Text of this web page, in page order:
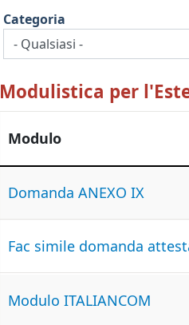
Categoria
Modulistica per
Modulo
Domanda ANEXO IX
Fac simile domanda
Modulo ITALIANCOM